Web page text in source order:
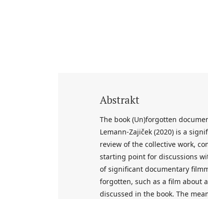
Abstrakt
The book (Un)forgotten
Lemann-Zajiček (2020) is a
review of the collective work,
starting point for discussions
of significant documentary
forgotten, such as a film about
discussed in the book. The